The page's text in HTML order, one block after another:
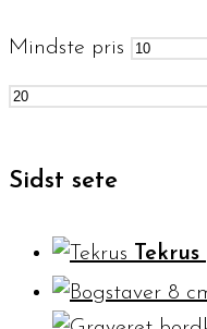
Mindste pris
Sidst sete
Tekrus